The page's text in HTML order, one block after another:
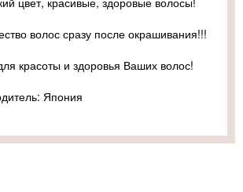
волос сразу после окрашивания!!!
красоты и здоровья Ваших волос!
Япония